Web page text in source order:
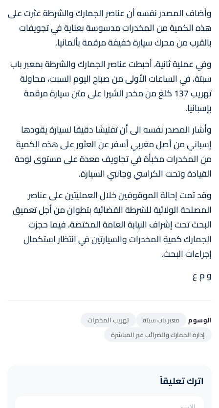
وأضاف المصدر نفسه أن عناصر الجمارك والشرطة عثرت على
هذه الكمية من المخدرات مدسوسة بعناية في تجويفات
بالقرب من محرك سيارة خفيفة مرقمة بألمانيا.
وفي عملية ثانية، أحبطت عناصر الجمارك والشرطة بمعبر باب
سبتة، في الساعات الأولى من صباح اليوم السبت، محاولة
تهريب 137 كلغ من مخدر الشيرا على متن سيارة مرقمة
بإسبانيا.
وأشار المصدر نفسه الى أن تفتيشا دقيقا لسيارة يقودها
إسباني من أصل مغربي أسفر عن العثور على هذه الكمية
من المخدرات مخبأة في تجاويف معدة على مستوى لوحة
القيادة وتحت الكراسي وجانبي السيارة.
وقد تمت إحالة الموقوفين خلال العمليتين على عناصر
المصلحة الولائية للشرطة القضائية بتطوان من أجل تعميق
البحث تحت إشراف النيابة العامة المختصة، فيما حجزت
الجمارك كمية المخدرات والسيارتين في انتظار استكمال
إجراءات البحث.
و م ع
الوسوم معبر باب سبتة
تهريب المخدرات
إدارة الجمارك والضرائب غير المباشرة
اترك تعليقاً